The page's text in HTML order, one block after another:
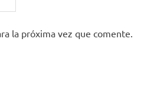
la próxima vez que comente.